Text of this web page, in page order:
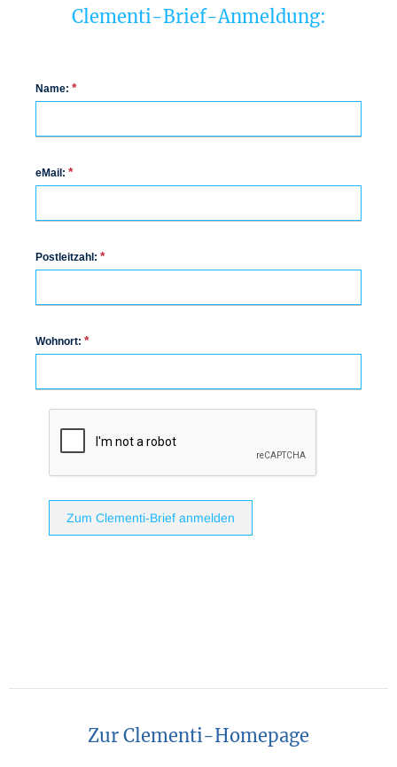
Clementi-Brief-Anmeldung:
Name: *
eMail: *
Postleitzahl: *
Wohnort: *
Zum Clementi-Brief anmelden
Zur Clementi-Homepage